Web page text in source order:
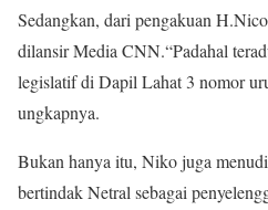
Sedangkan, dari pengakuan
dilansir Media CNN.“Padahal
legislatif di Dapil Lahat 3 nomor
ungkapnya.
Bukan hanya itu, Niko juga
bertindak Netral sebagai